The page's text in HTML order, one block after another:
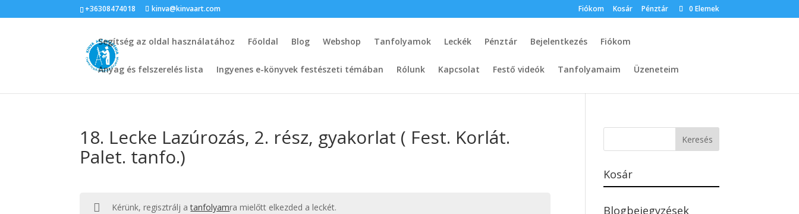
+36308474018 kinva@kinvaart.com Fiókom Kosár Pénztár 0 Elemek
Segítség az oldal használatához Főoldal Blog Webshop Tanfolyamok Leckék Pénztár Bejelentkezés Fiókom
Anyag és felszerelés lista Ingyenes e-könyvek festészeti témában Rólunk Kapcsolat Festő videók Tanfolyamaim Üzeneteim
18. Lecke Lazúrozás, 2. rész, gyakorlat ( Fest. Korlát.
Palet. tanfo.)
Kérünk, regisztrálj atanfolyamra mielőtt elkezded a leckét.
Kosár
Blogbejegyzések